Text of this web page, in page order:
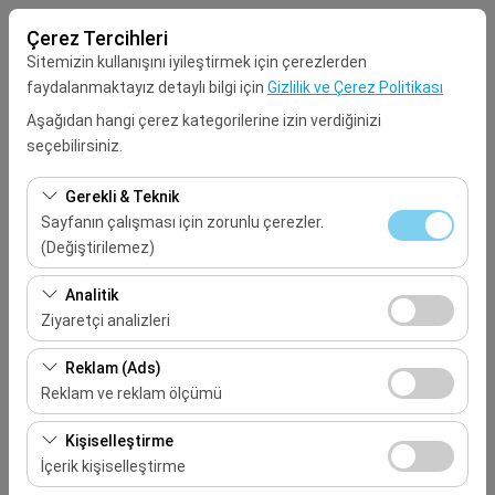
Çerez Tercihleri
Sitemizin kullanışını iyileştirmek için çerezlerden
faydalanmaktayız detaylı bilgi için Gizlilik ve Çerez Politikası
Aşağıdan hangi çerez kategorilerine izin verdiğinizi
seçebilirsiniz.
Gerekli & Teknik
Sayfanın çalışması için zorunlu çerezler.
(Değiştirilemez)
Bu çerezler sitenin doğru şekilde çalışması, güvenlik,
oturum yönetimi ve temel işlevler için gereklidir. Devre
dışı bırakılamaz.
Analitik
Ziyaretçi analizleri
Bu çerezler, sitemizin nasıl kullanıldığını (ziyaretçi sayısı,
en çok ziyaret edilen sayfalar, kullanıcı davranışları)
analiz etmemizi sağlar. Bu veriler, web sitesi
performansını ölçmek ve kullanıcı deneyimini sürekli
iyileştirmek için kullanılır.
Reklam (Ads)
Reklam ve reklam ölçümü
Bu çerezler, size ilgi alanlarınıza uygun kişiselleştirilmiş
reklamlar göstermemize ve reklam kampanyalarımızın
etkinliğini (gösterim sayısı, tıklama oranı) ölçmemize
Kişiselleştirme
İçerik kişiselleştirme
Seçiniz
Alış Tarih & Saat
Bırakış Tarih & Saat